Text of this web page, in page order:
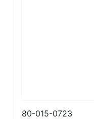
80-015-0723